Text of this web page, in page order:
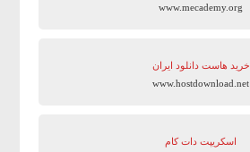
www.mecademy.org
خرید هاست دانلود ایران
www.hostdownload.net
اسکریپت دات کام